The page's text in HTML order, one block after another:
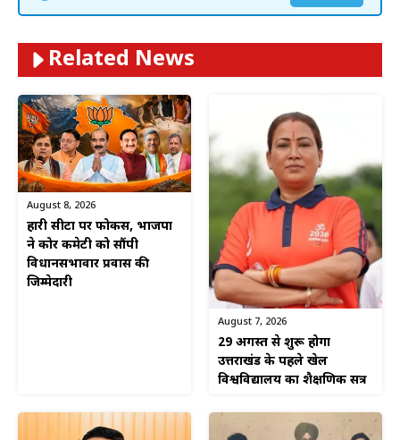
Related News
August 8, 2026
हारी सीटों पर फोकस, भाजपा
ने कोर कमेटी को सौंपी
विधानसभावार प्रवास की
जिम्मेदारी
August 7, 2026
29 अगस्त से शुरू होगा
उत्तराखंड के पहले खेल
विश्वविद्यालय का शैक्षणिक सत्र